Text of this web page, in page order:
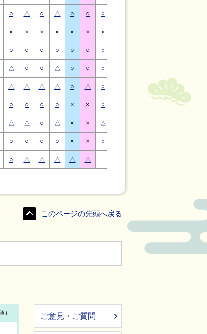
○ △ ○ △ ○ ○ ○
× × × × × × ×
○ ○ ○ ○ ○ ○ ○
△ ○ ○ △ ○ ○ ○
△ △ △ △ ○ △ ○ △ △ ○
○ ○ ○ ○ × × ○ ×
△ △ ○ △ × × △
○ ○ ○ ○ × × ○
○ △ △ △ △ △ -
このページの先頭へ戻る
ご意見・ご質問